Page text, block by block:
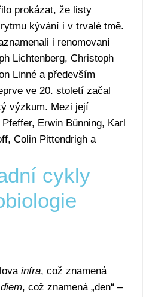
prokázat, že listy
kývání i v trvalé tmě.
i renomovaní
Lichtenberg, Christoph
Linné a především
ve 20. století začal
výzkum. Mezi její
Erwin Bünning, Karl
Colin Pittendrigh a
cykly
infra, což znamená
diem, což znamená „den“ –